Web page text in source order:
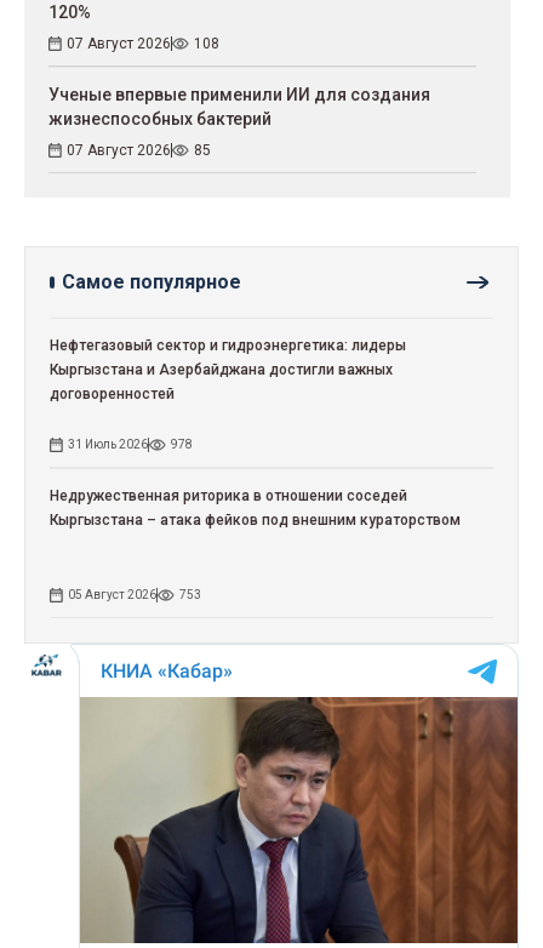
120%
07 Август 2026 108
Ученые впервые применили ИИ для создания
жизнеспособных бактерий
07 Август 2026 85
Самое популярное
Нефтегазовый сектор и гидроэнергетика: лидеры
Кыргызстана и Азербайджана достигли важных
договоренностей
31 Июль 2026 978
Недружественная риторика в отношении соседей
Кыргызстана – атака фейков под внешним кураторством
05 Август 2026 753